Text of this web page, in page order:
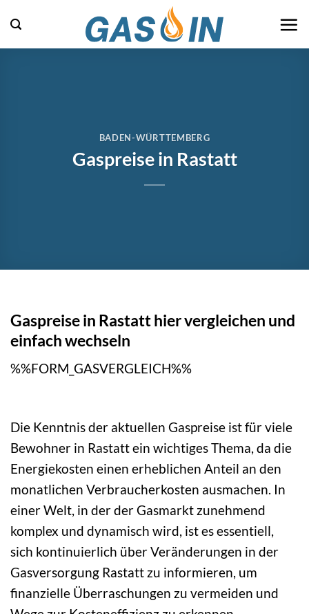
Inhalt
springen
BADEN-WÜRTTEMBERG
Gaspreise in Rastatt
Gaspreise in Rastatt hier vergleichen und
einfach wechseln
%%FORM_GASVERGLEICH%%
Die Kenntnis der aktuellen Gaspreise ist für viele
Bewohner in Rastatt ein wichtiges Thema, da die
Energiekosten einen erheblichen Anteil an den
monatlichen Verbraucherkosten ausmachen. In
einer Welt, in der der Gasmarkt zunehmend
komplex und dynamisch wird, ist es essentiell,
sich kontinuierlich über Veränderungen in der
Gasversorgung Rastatt zu informieren, um
finanzielle Überraschungen zu vermeiden und